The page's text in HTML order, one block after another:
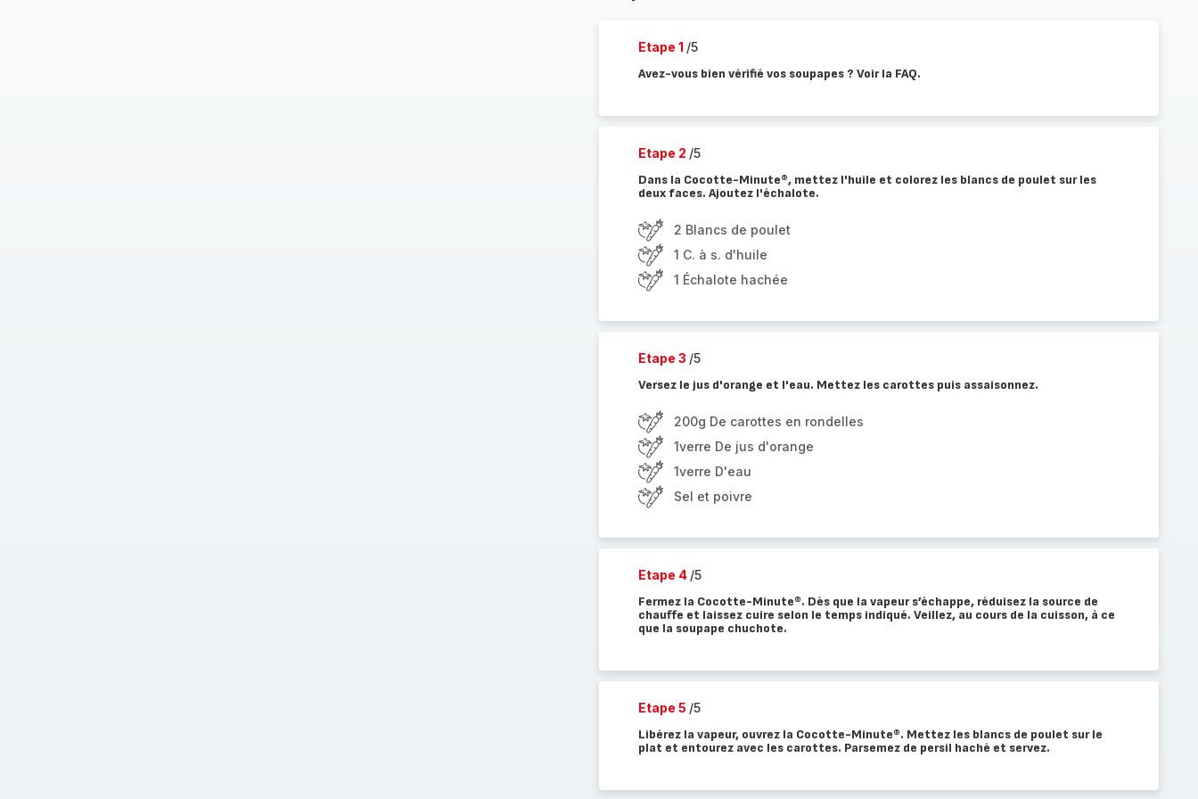
Etape 1 /5
Avez-vous bien vérifié vos soupapes ? Voir la FAQ.
Etape 2 /5
Dans la Cocotte-Minute®, mettez l'huile et colorez les blancs de poulet sur les
deux faces. Ajoutez l'échalote.
2 Blancs de poulet
1 C. à s. d'huile
1 Échalote hachée
Etape 3 /5
Versez le jus d'orange et l'eau. Mettez les carottes puis assaisonnez.
200g De carottes en rondelles
1verre De jus d'orange
1verre D'eau
Sel et poivre
Etape 4 /5
Fermez la Cocotte-Minute®. Dès que la vapeur s’échappe, réduisez la source de
chauffe et laissez cuire selon le temps indiqué. Veillez, au cours de la cuisson, à ce
que la soupape chuchote.
Etape 5 /5
Libérez la vapeur, ouvrez la Cocotte-Minute®. Mettez les blancs de poulet sur le
plat et entourez avec les carottes. Parsemez de persil haché et servez.